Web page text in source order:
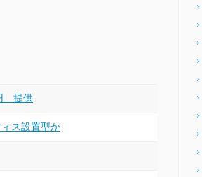
提供
ス設置型か